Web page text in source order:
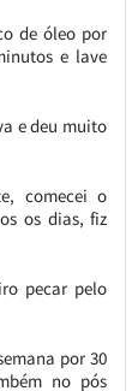
de óleo por
e lave
e deu muito
comecei o
os dias, fiz
pecar pelo
por 30
no pós